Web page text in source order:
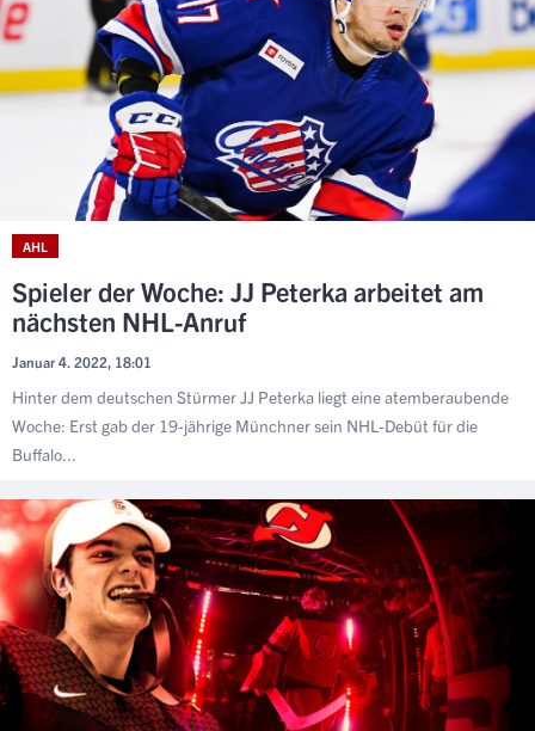
AHL
Spieler der Woche: JJ Peterka arbeitet am
nächsten NHL-Anruf
Januar 4. 2022, 18:01
Hinter dem deutschen Stürmer JJ Peterka liegt eine atemberaubende
Woche: Erst gab der 19-jährige Münchner sein NHL-Debüt für die
Buffalo...